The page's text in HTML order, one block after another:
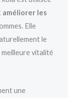
améliorer les
Elle
le
meilleure vitalité
une